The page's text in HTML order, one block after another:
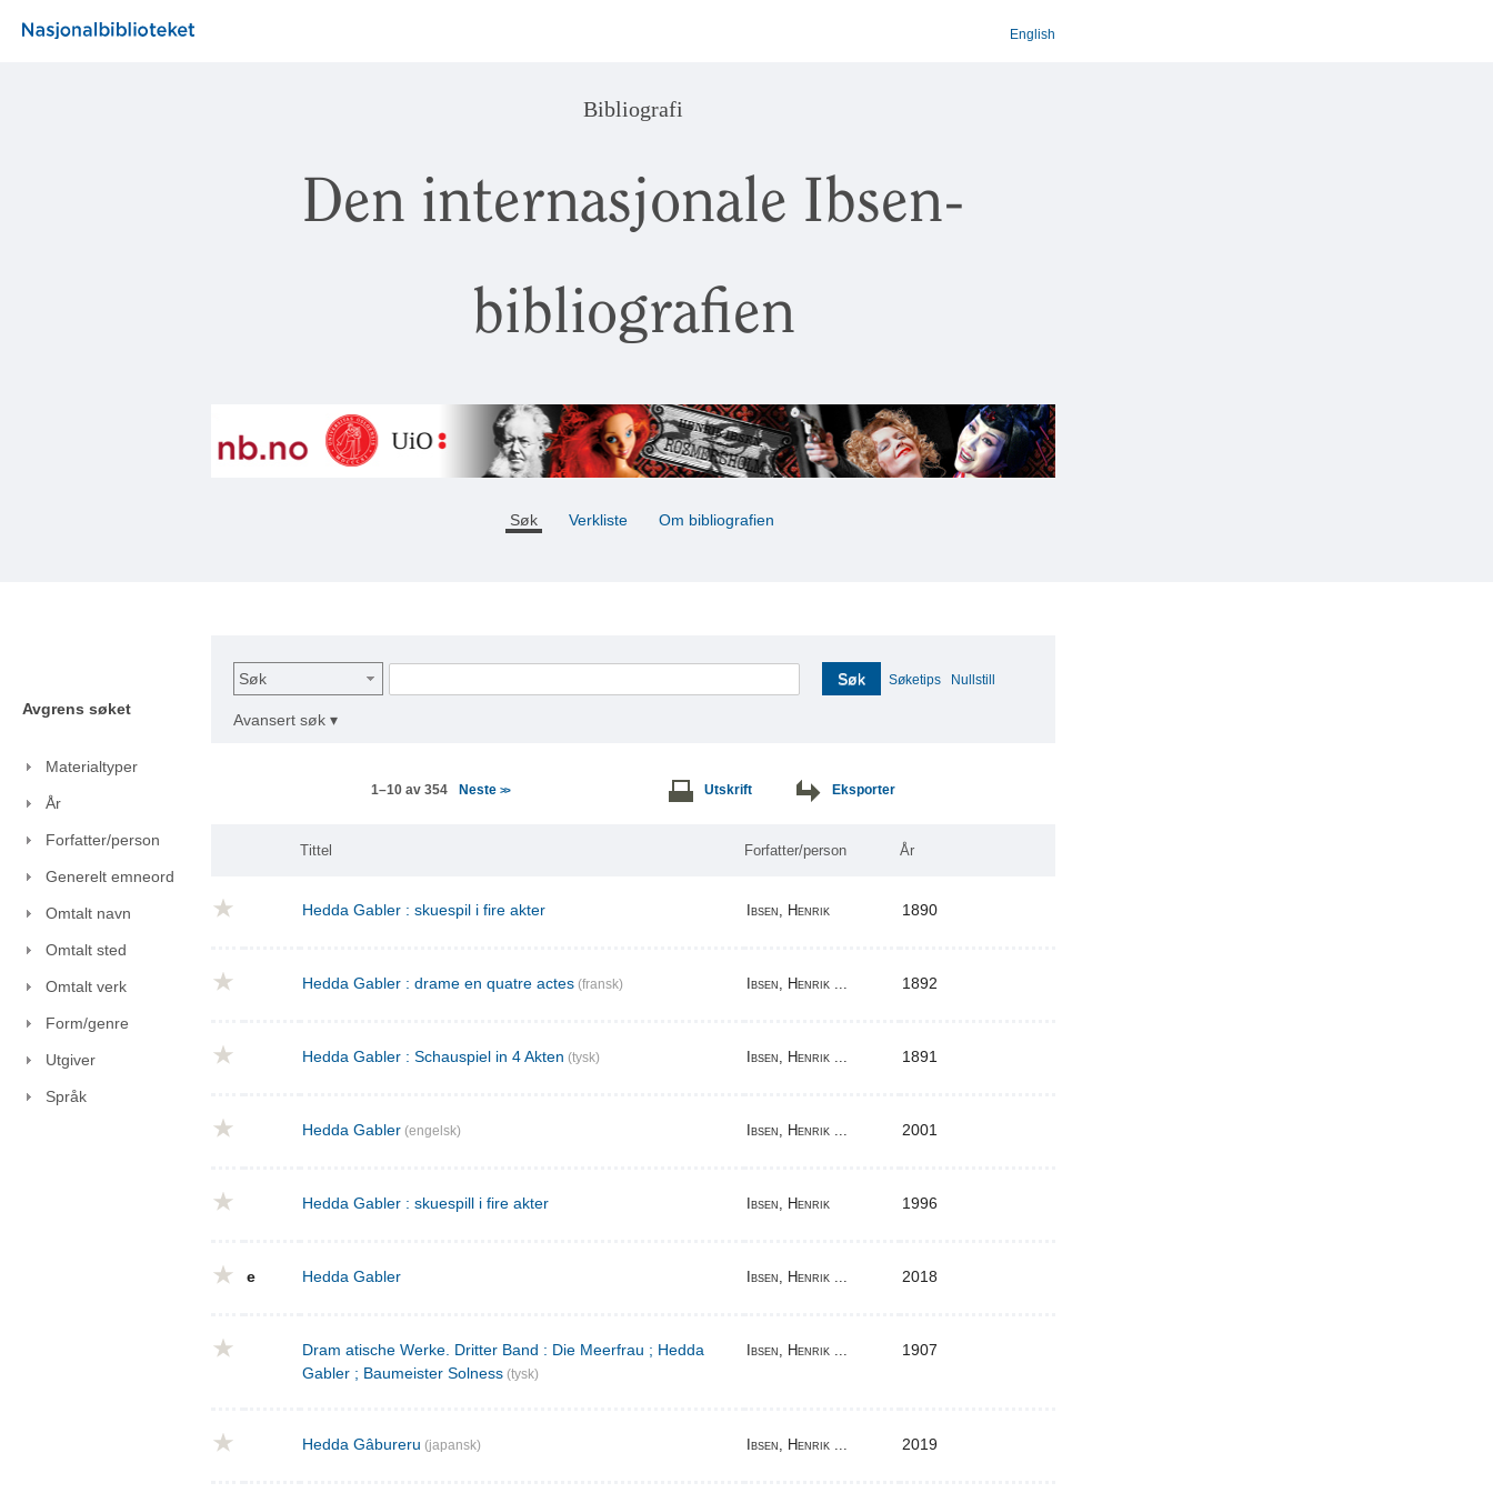
English
Bibliografi
Den internasjonale Ibsen-
bibliografien
Søk Verkliste Om bibliografien
Avgrens søket
Materialtyper
År
Forfatter/person
Generelt emneord
Omtalt navn
Omtalt sted
Omtalt verk
Form/genre
Utgiver
Språk
Søk Søk Søketips Nullstill
Avansert søk ▾
1–10 av 354 Neste >> Utskrift Eksporter
Tittel Forfatter/person År
Hedda Gabler : skuespil i fire akter Ibsen, Henrik 1890
Hedda Gabler : drame en quatre actes (fransk) Ibsen, Henrik ... 1892
Hedda Gabler : Schauspiel in 4 Akten (tysk) Ibsen, Henrik ... 1891
Hedda Gabler (engelsk) Ibsen, Henrik ... 2001
Hedda Gabler : skuespill i fire akter Ibsen, Henrik 1996
e Hedda Gabler Ibsen, Henrik ... 2018
Dram atische Werke. Dritter Band : Die Meerfrau ; Hedda
Gabler ; Baumeister Solness (tysk)
Ibsen, Henrik ... 1907
Hedda Gâbureru (japansk) Ibsen, Henrik ... 2019